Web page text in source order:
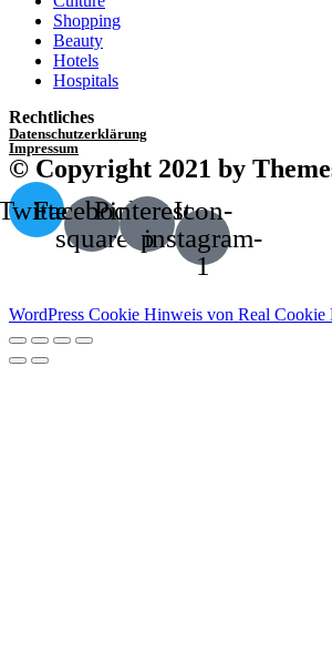
Shopping
Beauty
Hotels
Hospitals
Rechtliches
Datenschutzerklärung
Impressum
© Copyright 2021 by
Facebook-
square
Pinterest-
p
Icon-
instagram-
1
WordPress Cookie Hinweis von Real Cookie